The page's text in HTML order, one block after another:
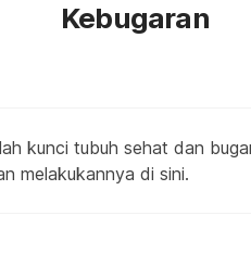
Kebugaran
kunci tubuh sehat dan
melakukannya di sini.